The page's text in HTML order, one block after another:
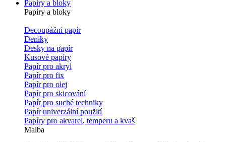
Papíry a bloky
Papíry a bloky
Decoupážní papír
Deníky
Desky na papír
Kusové papíry
Papír pro akryl
Papír pro fix
Papír pro olej
Papír pro skicování
Papír pro suché techniky
Papír univerzální použití
Papíry pro akvarel, temperu a kvaš
Malba